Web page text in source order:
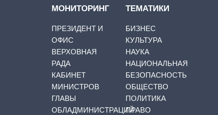
МОНИТОРИНГ
ПРЕЗИДЕНТ И
ОФИС
ВЕРХОВНАЯ
РАДА
КАБИНЕТ
МИНИСТРОВ
ГЛАВЫ
ОБЛАДМИНИСТРАЦИЙ
ТЕМАТИКИ
БИЗНЕС
КУЛЬТУРА
НАУКА
НАЦИОНАЛЬНАЯ
БЕЗОПАСНОСТЬ
ОБЩЕСТВО
ПОЛИТИКА
ПРАВО